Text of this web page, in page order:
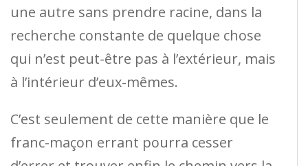
une autre sans prendre racine, dans la
recherche constante de quelque chose
qui n’est peut-être pas à l’extérieur, mais
à l’intérieur d’eux-mêmes.
C’est seulement de cette manière que le
franc-maçon errant pourra cesser